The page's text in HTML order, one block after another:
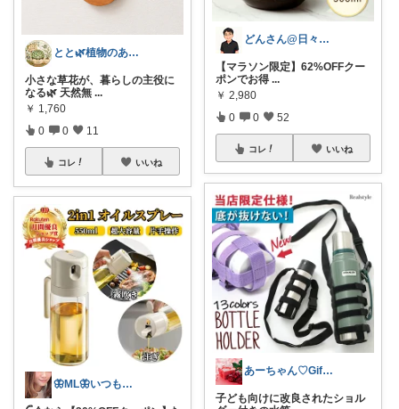
とと🌿植物のある暮らし
小さな草花が、暮らしの主役に
なる🌿 天然無 ...
￥ 1,760
0 0 11
コレ いいね
🦋ML🦋いつもありがとう💓
どんさん@日々の生活に彩りを
【マラソン限定】62%OFFクー
ポンでお得 ...
￥ 2,980
0 0 52
コレ いいね
あーちゃん♡Giftで選びたい商品🌹
子ども向けに改良されたショル